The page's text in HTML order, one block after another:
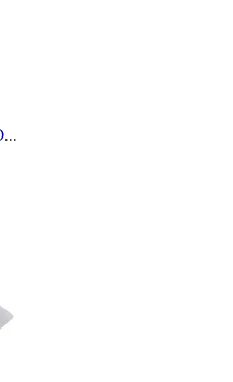
soldout! _ L.I.F.E # T MO ◆ LIVE IN FAB EARTH リブインファブアース : 半袖ディージェイTシャツ Gray